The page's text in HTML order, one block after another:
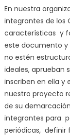
En nuestra
integrantes de los
características y
este documento y
no estén
ideales, aprueban
inscriben en ella
nuestro proyecto
de su
integrantes para
periódicas, definir